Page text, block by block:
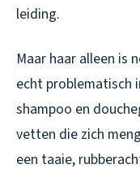
leiding.
Maar haar alleen is
echt problematisch
shampoo en
vetten die zich
een taaie,